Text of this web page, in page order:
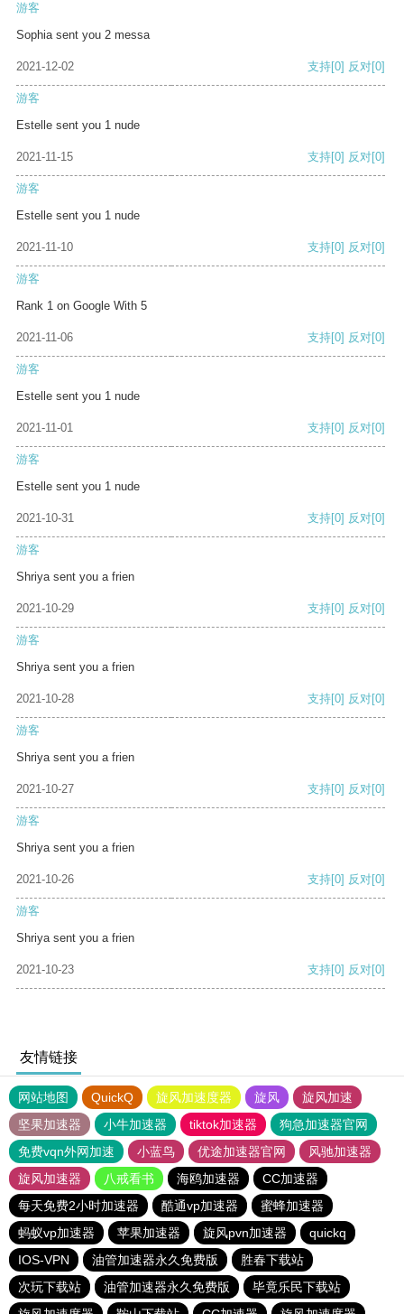
游客
Sophia sent you 2 messa
2021-12-02 支持[0] 反对[0]
游客
Estelle sent you 1 nude
2021-11-15 支持[0] 反对[0]
游客
Estelle sent you 1 nude
2021-11-10 支持[0] 反对[0]
游客
Rank 1 on Google With 5
2021-11-06 支持[0] 反对[0]
游客
Estelle sent you 1 nude
2021-11-01 支持[0] 反对[0]
游客
Estelle sent you 1 nude
2021-10-31 支持[0] 反对[0]
游客
Shriya sent you a frien
2021-10-29 支持[0] 反对[0]
游客
Shriya sent you a frien
2021-10-28 支持[0] 反对[0]
游客
Shriya sent you a frien
2021-10-27 支持[0] 反对[0]
游客
Shriya sent you a frien
2021-10-26 支持[0] 反对[0]
游客
Shriya sent you a frien
2021-10-23 支持[0] 反对[0]
友情链接
网站地图 QuickQ 旋风加速度器 旋风
旋风加速
坚果加速器
小牛加速器 tiktok加速器
狗急加速器官网
免费vqn外网加速
小蓝鸟 优途加速器官网
风驰加速器
旋风加速器
八戒看书 海鸥加速器
CC加速器
每天免费2小时加速器
酷通vp加速器
蜜蜂加速器
蚂蚁vp加速器
苹果加速器 旋风pvn加速器
quickq
IOS-VPN
油管加速器永久免费版
胜春下载站
次玩下载站
油管加速器永久免费版
毕竟乐民下载站